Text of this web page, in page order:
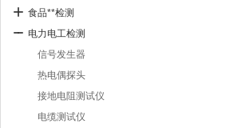
食品**检测
电力电工检测
信号发生器
热电偶探头
接地电阻测试仪
电缆测试仪